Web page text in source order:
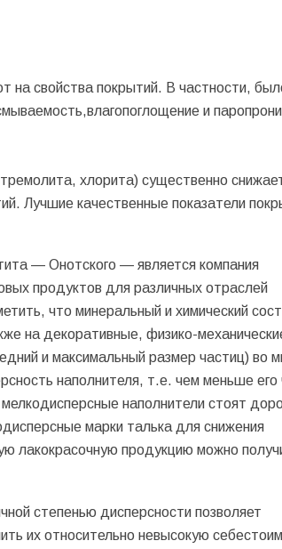
на свойства покрытий. В частности,
и
хлорита) существенно
Лучшие качественные показатели
— Онотского — является компания
продуктов для различных отраслей
что минеральный и химический
на декоративные, физико-
и максимальный размер частиц) во
наполнителя, т.е. чем меньше его
наполнители стоят
марки талька для снижения
лакокрасочную продукцию можно
степенью дисперсности позволяет
их относительно невысокую